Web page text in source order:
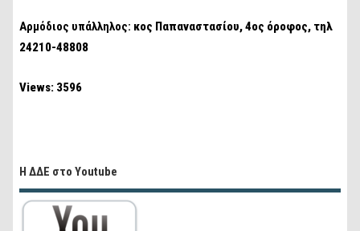
Αρμόδιος υπάλληλος: κος Παπαναστασίου, 4ος όροφος, τηλ
24210-48808
Views: 3596
Η ΔΔΕ στο Youtube